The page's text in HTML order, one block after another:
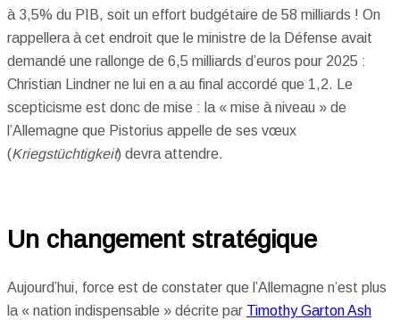
à 3,5% du PIB, soit un effort budgétaire de 58 milliards ! On
rappellera à cet endroit que le ministre de la Défense avait
demandé une rallonge de 6,5 milliards d’euros pour 2025 :
Christian Lindner ne lui en a au final accordé que 1,2. Le
scepticisme est donc de mise : la « mise à niveau » de
l’Allemagne que Pistorius appelle de ses vœux
(Kriegstüchtigkeit) devra attendre.
Un changement stratégique
Aujourd’hui, force est de constater que l’Allemagne n’est plus
la « nation indispensable » décrite par Timothy Garton Ash